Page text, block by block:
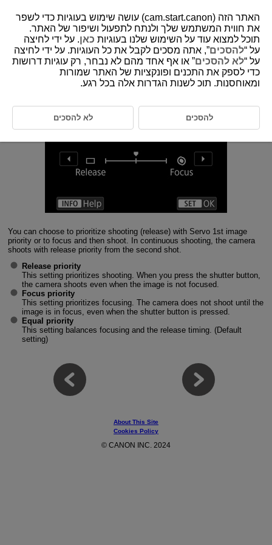
1-7 Servo 1st Image Priority
Configuring Servo 1st image priority actions
You can choose to prioritize shooting (release) with Servo 1st image
priority or to focus and then shoot. In continuous shooting, the camera
shoots with release priority from the second shot.
Release priority
This setting prioritizes shooting. When you press the shutter button,
the camera shoots even when the image is not focused.
Focus priority
This setting prioritizes focusing. The camera does not shoot until the
image is in focus, even when the shutter button is pressed.
Equal priority
This setting balances focusing and the release timing. (Default
setting)
About This Site
Cookies Policy
© CANON INC. 2024
האתר הזה (cam.start.canon) עושה שימוש בעוגיות כדי לשפר
את חווית המשתמש שלך ולנתח לתפעול ושיפור של האתר.
תוכל למצוא עוד על השימוש שלנו בעוגיות כאן. על ידי לחיצה
על “להסכים”, אתה מסכים לקבל את כל העוגיות. על ידי לחיצה
על “לא להסכים” או אף אחד מהם לא נבחר, רק עוגיות דרושות
כדי לספק את התכנים ופונקציות של האתר שמורות
ומאוחסנות. תוכ לשנות הגדרות אלה בכל רגע.
להסכים לא להסכים